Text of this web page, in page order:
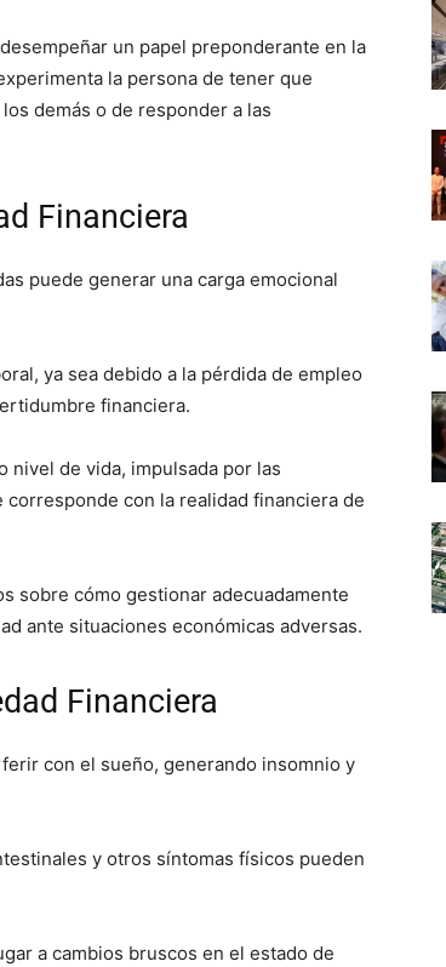
un papel preponderante en la
la persona de tener que
demás o de responder a las
Financiera
puede generar una carga emocional
ya sea debido a la pérdida de empleo
financiera.
nivel de vida, impulsada por las
con la realidad financiera de
sobre cómo gestionar adecuadamente
ante situaciones económicas adversas.
Financiera
con el sueño, generando insomnio y
y otros síntomas físicos pueden
a cambios bruscos en el estado de